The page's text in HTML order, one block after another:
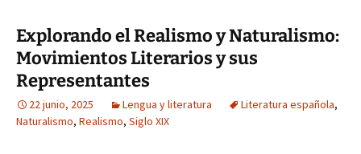
Explorando el Realismo y Naturalismo:
Movimientos Literarios y sus
Representantes
22 junio, 2025 Lengua y literatura Literatura española,
Naturalismo, Realismo, Siglo XIX